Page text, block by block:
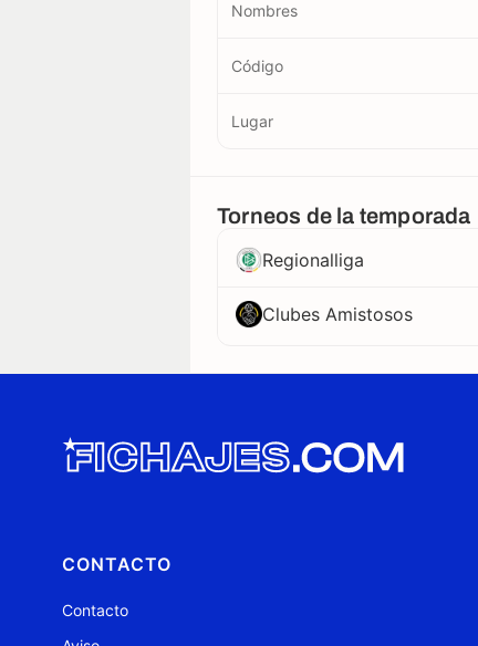
Nombres
Código
Lugar
Torneos de la temporada
Regionalliga
Clubes Amistosos
CONTACTO
Contacto